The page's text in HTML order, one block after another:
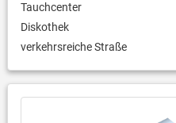
Tauchcenter
Diskothek
verkehrsreiche Straße